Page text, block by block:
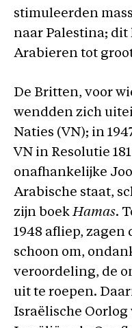
stimuleerden
naar Palestina; dit
Arabieren tot
De Britten, voor
wendden zich
Naties (VN); in
VN in Resolutie
onafhankelijke
Arabische staat,
zijn boekHamas.
1948 afliep, zagen
schoon om,
veroordeling, de
uit te roepen.
Israëlische Oorlog